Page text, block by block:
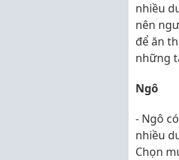
nhiều
nên
để ăn
những
Ngô
- Ngô
nhiều
Chọn